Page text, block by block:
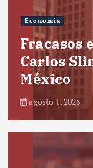
Economía
Fracasos
Carlos
México
agosto 1, 2026